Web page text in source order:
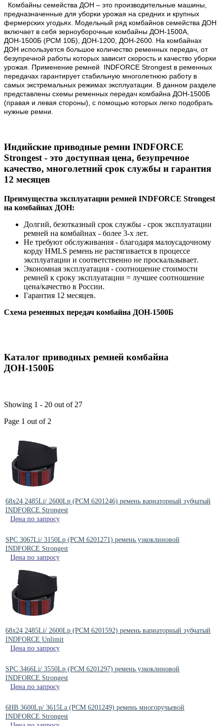
Комбайны семейства ДОН – это производительные машины,
предназначенные для уборки урожая на средних и крупных
фермерских угодьях. Модельный ряд комбайнов семейства ДОН
включает в себя зерноуборочные комбайны ДОН-1500А,
ДОН-1500Б (РСМ 10Б), ДОН-1200, ДОН-2600. На комбайнах
ДОН используется большое количество ременных передач, от
безупречной работы которых зависит скорость и качество уборки
урожая. Применение ремней INDFORCE Strongest в ременных
передачах гарантирует стабильную многолетнюю работу в
самых экстремальных режимах эксплуатации. В данном разделе
представлены схемы ременных передач комбайна ДОН-1500Б
(правая и левая стороны), с помощью которых легко подобрать
нужные ремни.
Индийские приводные ремни INDFORCE
Strongest - это доступная цена, безупречное
качество, многолетний срок службы и гарантия
12 месяцев
Преимущества эксплуатации ремней INDFORCE Strongest
на комбайнах ДОН:
Долгий, безотказный срок службы - срок эксплуатации
ремней на комбайнах - более 3-х лет.
Не требуют обслуживания - благодаря малоусадочному
корду HMLS ремень не растягивается в процессе
эксплуатации и соответственно не проскальзывает.
Экономная эксплуатация - соотношение стоимости
ремней к сроку эксплуатации = лучшее соотношение
цена/качество в России.
Гарантия 12 месяцев.
Схема ременных передач комбайна ДОН-1500Б
Каталог приводных ремней комбайна
ДОН-1500Б
Showing 1 - 20 out of 27
Page 1 out of 2
68x24 2485Li/ 2600Lp (PCM 6201246) ремень вариаторный зубчатый
INDFORCE Strongest
Цена по запросу
SPC 3067Li/ 3150Lp (РСМ 6201271) ремень узкоклиновой
INDFORCE Strongest
Цена по запросу
68x24 2485Li/ 2600Lp (PCM 6201592) ремень вариаторный зубчатый
INDFORCE Unlimit
Цена по запросу
SPC 3466Li/ 3550Lp (РСМ 6201297) ремень узкоклиновой
INDFORCE Strongest
Цена по запросу
6HB 3600Lp/ 3615La (PCM 6201249) ремень многоручьевой
INDFORCE Strongest